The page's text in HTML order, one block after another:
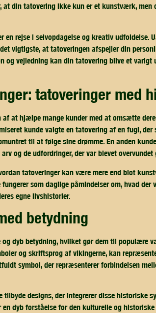
at din tatovering ikke kun er et kunstværk,
en rejse i selvopdagelse og kreativ udfoldelse.
vigtigste, at tatoveringen afspejler din
og vejledning kan din tatovering blive et varigt
tatoveringer med
af at hjælpe mange kunder med at omsætte
kunde valgte en tatovering af en fugl,
til at følge sine drømme. En anden
og de udfordringer, der var blevet overvundet
tatoveringer kan være mere end blot
som daglige påmindelser om, hvad
egne livshistorier.
betydning
dyb betydning, hvilket gør dem til populære
og skriftsprog af vikingerne, kan
symbol, der repræsenterer forbindelsen
designs, der integrerer disse historiske
dyb forståelse for den kulturelle og